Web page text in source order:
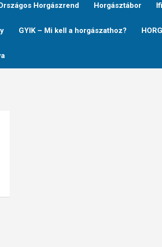
Horgászrend Horgásztábor
GYIK – Mi kell a horgászathoz?